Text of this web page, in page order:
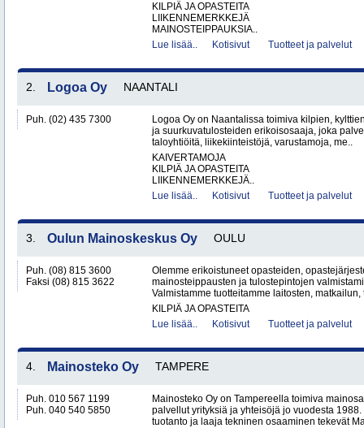
KILPIÄ JA OPASTEITA
LIIKENNEMERKKEJÄ
MAINOSTEIPPAUKSIA..
Lue lisää..
Kotisivut Tuotteet ja palvelut
2. Logoa Oy NAANTALI
Puh. (02) 435 7300
Logoa Oy on Naantalissa toimiva kilpien,
ja suurkuvatulosteiden erikoisosaaja, joka
taloyhtiöitä, liikekiinteistöjä, varustamoja, me..
KAIVERTAMOJA
KILPIÄ JA OPASTEITA
LIIKENNEMERKKEJÄ..
Lue lisää..
Kotisivut Tuotteet ja palvelut
3. Oulun Mainoskeskus Oy OULU
Puh. (08) 815 3600
Faksi (08) 815 3622
Olemme erikoistuneet opasteiden,
mainosteippausten ja tulostepintojen
Valmistamme tuotteitamme laitosten, matkailun,
KILPIÄ JA OPASTEITA
Lue lisää..
Kotisivut Tuotteet ja palvelut
4. Mainosteko Oy TAMPERE
Puh. 010 567 1199
Puh. 040 540 5850
Mainosteko Oy on Tampereella toimiva
palvellut yrityksiä ja yhteisöjä jo vuodesta
tuotanto ja laaja tekninen osaaminen tekevät